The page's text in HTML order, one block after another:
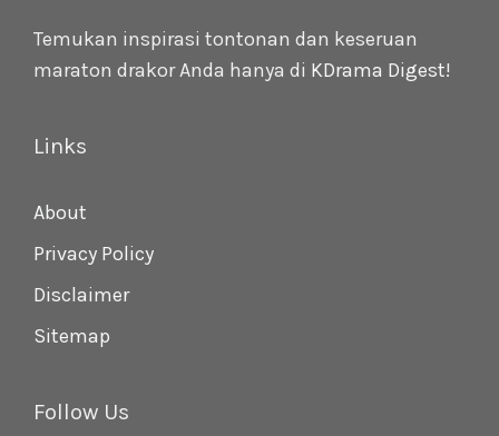
Temukan inspirasi tontonan dan keseruan
maraton drakor Anda hanya di KDrama Digest!
Links
About
Privacy Policy
Disclaimer
Sitemap
Follow Us